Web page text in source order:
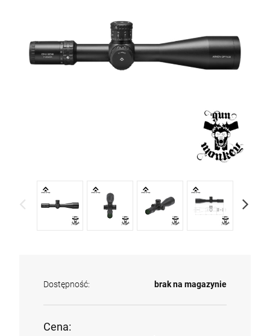
Dostępność: brak na magazynie
Cena: